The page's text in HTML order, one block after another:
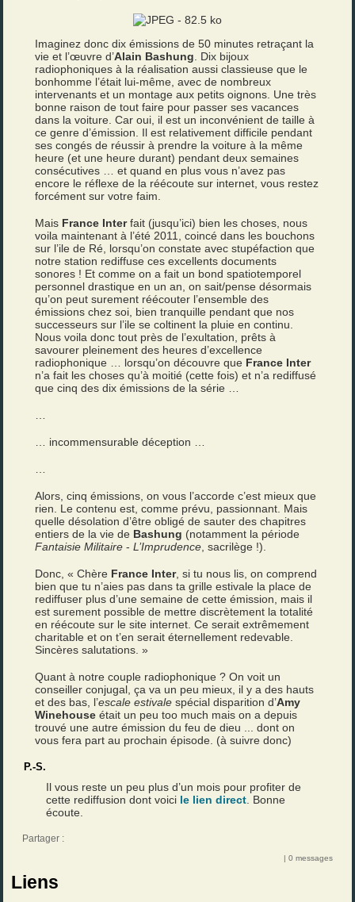
Imaginez donc dix émissions de 50 minutes retraçant la
vie et l’œuvre d’Alain Bashung . Dix bijoux
radiophoniques à la réalisation aussi classieuse que le
bonhomme l’était lui-même, avec de nombreux
intervenants et un montage aux petits oignons. Une très
bonne raison de tout faire pour passer ses vacances
dans la voiture. Car oui, il est un inconvénient de taille à
ce genre d’émission. Il est relativement difficile pendant
ses congés de réussir à prendre la voiture à la même
heure (et une heure durant) pendant deux semaines
consécutives … et quand en plus vous n’avez pas
encore le réflexe de la réécoute sur internet, vous restez
forcément sur votre faim.
Mais France Interfait (jusqu’ici) bien les choses, nous
voila maintenant à l’été 2011, coincé dans les bouchons
sur l’ile de Ré, lorsqu’on constate avec stupéfaction que
notre station rediffuse ces excellents documents
sonores ! Et comme on a fait un bond spatiotemporel
personnel drastique en un an, on sait/pense désormais
qu’on peut surement réécouter l’ensemble des
émissions chez soi, bien tranquille pendant que nos
successeurs sur l’ile se coltinent la pluie en continu.
Nous voila donc tout près de l’exultation, prêts à
savourer pleinement des heures d’excellence
radiophonique … lorsqu’on découvre que France Inter
n’a fait les choses qu’à moitié (cette fois) et n’a rediffusé
que cinq des dix émissions de la série …
… incommensurable déception …
Alors, cinq émissions, on vous l’accorde c’est mieux que
rien. Le contenu est, comme prévu, passionnant. Mais
quelle désolation d’être obligé de sauter des chapitres
entiers de la vie de Bashung (notamment la période
Fantaisie Militaire -L’Imprudence , sacrilège !).
Donc, « Chère France Inter, si tu nous lis, on comprend
bien que tu n’aies pas dans ta grille estivale la place de
rediffuser plus d’une semaine de cette émission, mais il
est surement possible de mettre discrètement la totalité
en réécoute sur le site internet. Ce serait extrêmement
charitable et on t’en serait éternellement redevable.
Sincères salutations. »
Quant à notre couple radiophonique ? On voit un
conseiller conjugal, ça va un peu mieux, il y a des hauts
et des bas, l’escale estivale spécial disparition d’Amy
Winehouse était un peu too much mais on a depuis
trouvé une autre émission du feu de dieu ... dont on
vous fera part au prochain épisode. (à suivre donc)
P.-S.
Il vous reste un peu plus d’un mois pour profiter de
cette rediffusion dont voici le lien direct . Bonne
écoute.
Partager :
| 0 messages
Liens